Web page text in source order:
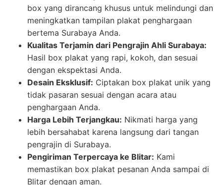
box yang dirancang khusus untuk melindungi dan
meningkatkan tampilan plakat penghargaan
bertema Surabaya Anda.
Kualitas Terjamin dari Pengrajin Ahli Surabaya:
Hasil box plakat yang rapi, kokoh, dan sesuai
dengan ekspektasi Anda.
Desain Eksklusif: Ciptakan box plakat unik yang
tidak pasaran sesuai dengan acara atau
penghargaan Anda.
Harga Lebih Terjangkau: Nikmati harga yang
lebih bersahabat karena langsung dari tangan
pengrajin di Surabaya.
Pengiriman Terpercaya ke Blitar: Kami
memastikan box plakat pesanan Anda sampai di
Blitar dengan aman.